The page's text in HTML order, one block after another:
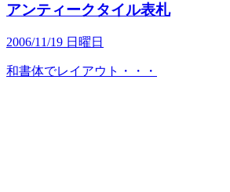
アンティークタイル表札
2006/11/19 日曜日
和書体でレイアウト・・・